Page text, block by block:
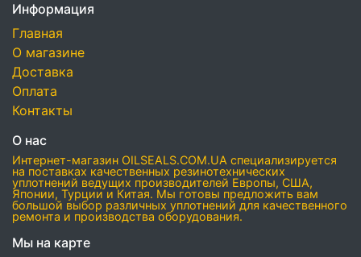
Информация
Главная
О магазине
Доставка
Оплата
Контакты
О нас
Интернет-магазин OILSEALS.COM.UA специализируется
на поставках качественных резинотехнических
уплотнений ведущих производителей Европы, США,
Японии, Турции и Китая. Мы готовы предложить вам
большой выбор различных уплотнений для качественного
ремонта и производства оборудования.
Мы на карте